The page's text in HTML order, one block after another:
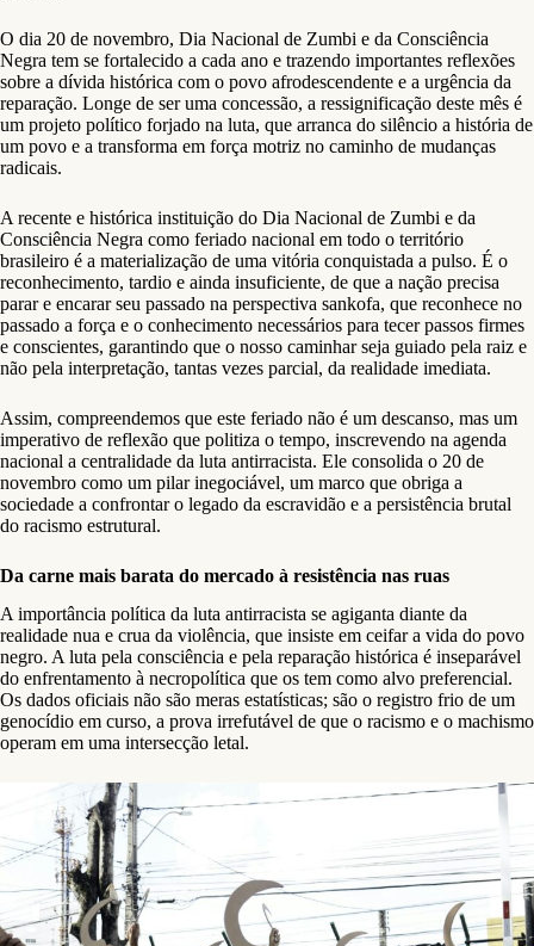
O dia 20 de novembro, Dia Nacional de Zumbi e da Consciência
Negra tem se fortalecido a cada ano e trazendo importantes reflexões
sobre a dívida histórica com o povo afrodescendente e a urgência da
reparação. Longe de ser uma concessão, a ressignificação deste mês é
um projeto político forjado na luta, que arranca do silêncio a história de
um povo e a transforma em força motriz no caminho de mudanças
radicais.
A recente e histórica instituição do Dia Nacional de Zumbi e da
Consciência Negra como feriado nacional em todo o território
brasileiro é a materialização de uma vitória conquistada a pulso. É o
reconhecimento, tardio e ainda insuficiente, de que a nação precisa
parar e encarar seu passado na perspectiva sankofa, que reconhece no
passado a força e o conhecimento necessários para tecer passos firmes
e conscientes, garantindo que o nosso caminhar seja guiado pela raiz e
não pela interpretação, tantas vezes parcial, da realidade imediata.
Assim, compreendemos que este feriado não é um descanso, mas um
imperativo de reflexão que politiza o tempo, inscrevendo na agenda
nacional a centralidade da luta antirracista. Ele consolida o 20 de
novembro como um pilar inegociável, um marco que obriga a
sociedade a confrontar o legado da escravidão e a persistência brutal
do racismo estrutural.
Da carne mais barata do mercado à resistência nas ruas
A importância política da luta antirracista se agiganta diante da
realidade nua e crua da violência, que insiste em ceifar a vida do povo
negro. A luta pela consciência e pela reparação histórica é inseparável
do enfrentamento à necropolítica que os tem como alvo preferencial.
Os dados oficiais não são meras estatísticas; são o registro frio de um
genocídio em curso, a prova irrefutável de que o racismo e o machismo
operam em uma intersecção letal.